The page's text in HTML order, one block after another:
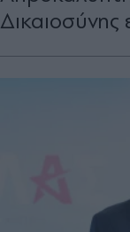
Δικαιοσύνης